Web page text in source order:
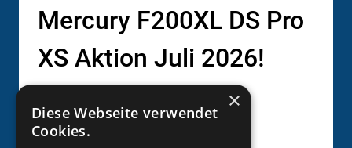
Mercury F200XL DS Pro
XS Aktion Juli 2026!
20.900€ ×
Diese Webseite verwendet
Cookies.